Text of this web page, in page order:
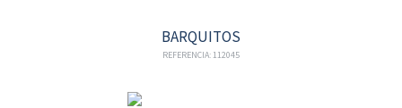
BARQUITOS
REFERENCIA: 112045